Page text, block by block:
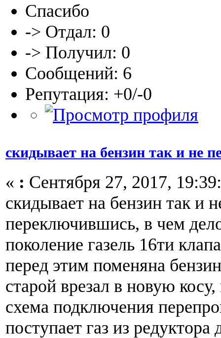
Спасибо
-> Отдал: 0
-> Получил: 0
Сообщений: 6
Репутация: +0/-0
скидывает на бензин так и не
« : Сентября 27, 2017,
скидывает на бензин так и
переключившись, в чем
поколение газель 16ти
перед этим поменяна
старой врезал в новую
схема подключения
поступает газ из редуктора